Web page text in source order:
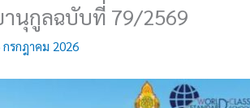
านุกูลฉบับที่ 79/2569
กรกฎาคม 2026